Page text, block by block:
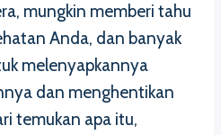
mungkin memberi tahu
Anda, dan banyak
melenyapkannya
dan menghentikan
temukan apa itu,